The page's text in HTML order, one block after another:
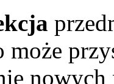
może